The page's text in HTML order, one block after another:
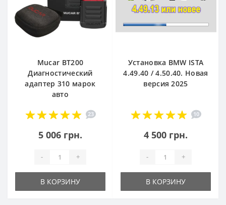
Mucar BT200
Диагностический
адаптер 310 марок
авто
23
5 006 грн.
- +
В КОРЗИНУ
Установка BMW ISTA
4.49.40 / 4.50.40. Новая
версия 2025
10
4 500 грн.
- +
В КОРЗИНУ